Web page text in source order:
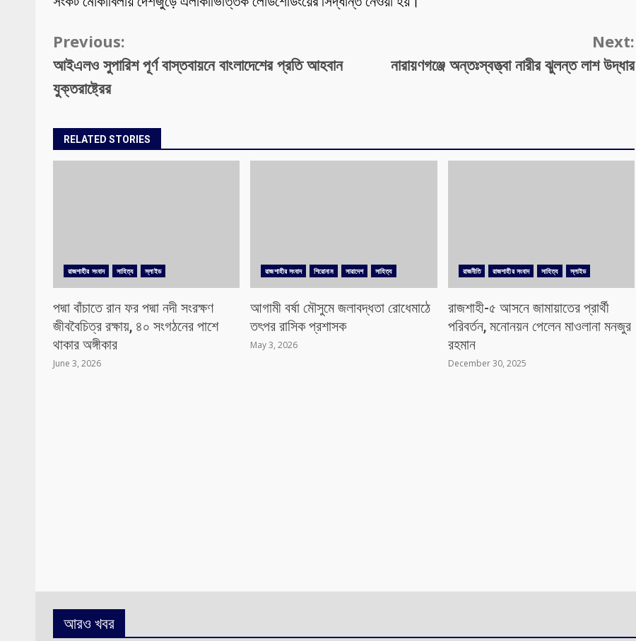
Continue
Reading
Previous:
আইএলও সুপারিশ পূর্ণ বাস্তবায়নে বাংলাদেশের প্রতি আহবান
যুক্তরাষ্ট্রের
Next:
নারায়ণগঞ্জে অন্তঃস্বত্ত্বা নারীর ঝুলন্ত লাশ উদ্ধার
RELATED STORIES
রাজশাহীর সংবাদ সাহিত্য স্লাইড
পদ্মা বাঁচাতে রান ফর পদ্মা নদী সংরক্ষণ
জীববৈচিত্র রক্ষায়, ৪০ সংগঠনের পাশে
থাকার অঙ্গীকার
June 3, 2026
রাজশাহীর সংবাদ শিরোনাম সারাদেশ সাহিত্য
আগামী বর্ষা মৌসুমে জলাবদ্ধতা রোধেমাঠে
তৎপর রাসিক প্রশাসক
May 3, 2026
রাজনীতি রাজশাহীর সংবাদ সাহিত্য স্লাইড
রাজশাহী-৫ আসনে জামায়াতের প্রার্থী
পরিবর্তন, মনোনয়ন পেলেন মাওলানা মনজুর
রহমান
December 30, 2025
আরও খবর